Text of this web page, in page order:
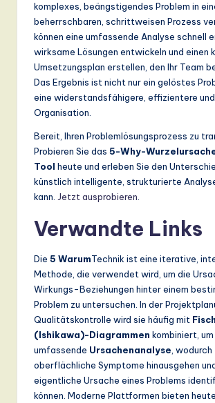
komplexes, beängstigendes Problem in
beherrschbaren, schrittweisen Prozess
können eine umfassende Analyse schnell
wirksame Lösungen entwickeln und einen
Umsetzungsplan erstellen, den Ihr Team
Das Ergebnis ist nicht nur ein gelöstes
eine widerstandsfähigere, effizientere
Organisation.
Bereit, Ihren Problemlösungsprozess zu
Probieren Sie das 5-Why-
Tool heute und erleben Sie den
künstlich intelligente, strukturierte
kann. Jetzt ausprobieren.
Verwandte Links
Die 5 WarumTechnik ist eine iterative,
Methode, die verwendet wird, um die
Wirkungs-Beziehungen hinter einem
Problem zu untersuchen. In der
Qualitätskontrolle wird sie häufig mit
(Ishikawa)-Diagrammen kombiniert, um
umfassende Ursachenanalyse, wodurch
oberflächliche Symptome hinausgehen
eigentliche Ursache eines Problems
können. Moderne Plattformen bieten heute